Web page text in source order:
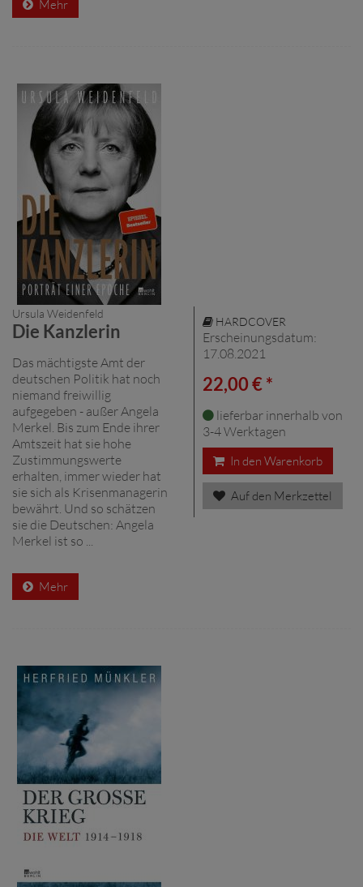
Mehr
Ursula Weidenfeld
Die Kanzlerin
Das mächtigste Amt der
deutschen Politik hat noch
niemand freiwillig
aufgegeben - außer Angela
Merkel. Bis zum Ende ihrer
Amtszeit hat sie hohe
Zustimmungswerte
erhalten, immer wieder hat
sie sich als Krisenmanagerin
bewährt. Und so schätzen
sie die Deutschen: Angela
Merkel ist so ...
Mehr
HARDCOVER
Erscheinungsdatum:
17.08.2021
22,00 € *
lieferbar innerhalb von
3-4 Werktagen
In den Warenkorb
Auf den Merkzettel